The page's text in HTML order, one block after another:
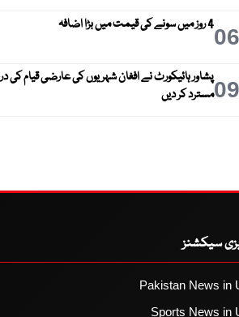
064 روز میں سونے کی قیمت میں بڑا اضافہ
09پشاور ہائیکورٹ نے افغان شہریوں کی عارضی قیام کی
مسترد کر دیں
سیکشنز
Pakistan News in
Sports News in